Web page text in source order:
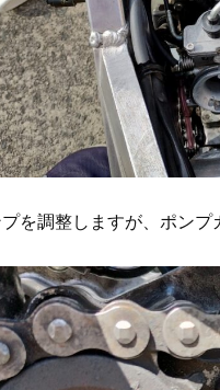
を調整しますが、ポンプ